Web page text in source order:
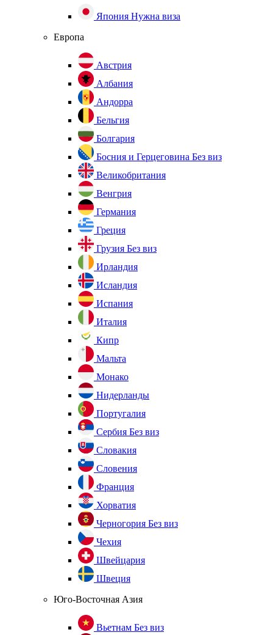
Япония Нужна виза
Европа
Австрия
Албания
Андорра
Бельгия
Болгария
Босния и Герцеговина Без виз
Великобритания
Венгрия
Германия
Греция
Грузия Без виз
Ирландия
Исландия
Испания
Италия
Кипр
Мальта
Монако
Нидерланды
Португалия
Сербия Без виз
Словакия
Словения
Франция
Хорватия
Черногория Без виз
Чехия
Швейцария
Швеция
Юго-Восточная Азия
Вьетнам Без виз